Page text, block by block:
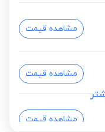
مشاهده قیمت
مشاهده قیمت
مشاهده قیمت